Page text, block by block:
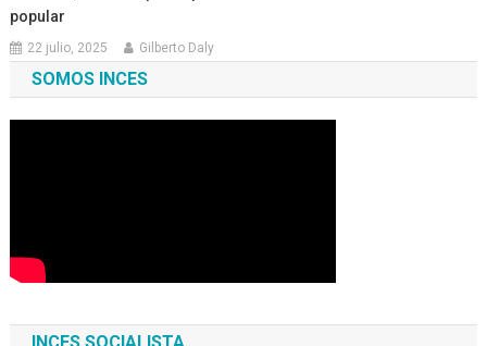
popular
22 julio, 2025 Gilberto Daly
SOMOS INCES